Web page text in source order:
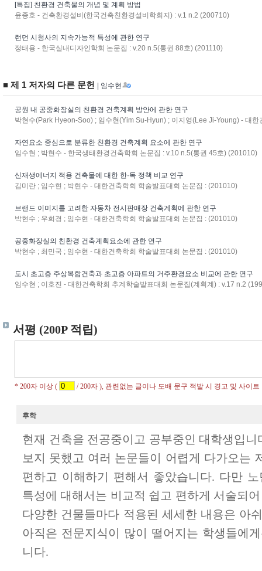
[특집] 친환경 건축물의 개념 및 계획 방법
윤종호 - 건축환경설비(한국건축친환경설비학회지) : v.1 n.2 (200710)
런던 시청사의 지속가능적 특성에 관한 연구
정태용 - 한국실내디자인학회 논문집 : v.20 n.5(통권 88호) (201110)
■ 제 1 저자의 다른 문헌 | 임수현
공원 내 공중화장실의 친환경 건축계획 방안에 관한 연구
박현수(Park Hyeon-Soo) ; 임수현(Yim Su-Hyun) ; 이지영(Lee Ji-Young) - 대
자연요소 중심으로 분류한 친환경 건축계획 요소에 관한 연구
임수현 ; 박현수 - 한국생태환경건축학회 논문집 : v.10 n.5(통권 45호) (201010)
신재생에너지 적용 건축물에 대한 한·독 정책 비교 연구
김미란 ; 임수현 ; 박현수 - 대한건축학회 학술발표대회 논문집 : (201010)
브랜드 이미지를 고려한 자동차 전시판매장 건축계획에 관한 연구
박현수 ; 우희경 ; 임수현 - 대한건축학회 학술발표대회 논문집 : (201010)
공중화장실의 친환경 건축계획요소에 관한 연구
박현수 ; 최민국 ; 임수현 - 대한건축학회 학술발표대회 논문집 : (201010)
도시 초고층 주상복합건축과 초고층 아파트의 거주환경요소 비교에 관한 연구
임수현 ; 이호진 - 대한건축학회 추계학술발표대회 논문집(계획계) : v.17 n.2